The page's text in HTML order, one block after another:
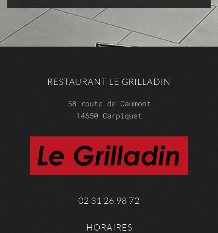
RESTAURANT LE GRILLADIN
58 route de Caumont
14650 Carpiquet
02 31 26 98 72
HORAIRES